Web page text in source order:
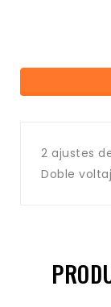
2 ajustes
Doble